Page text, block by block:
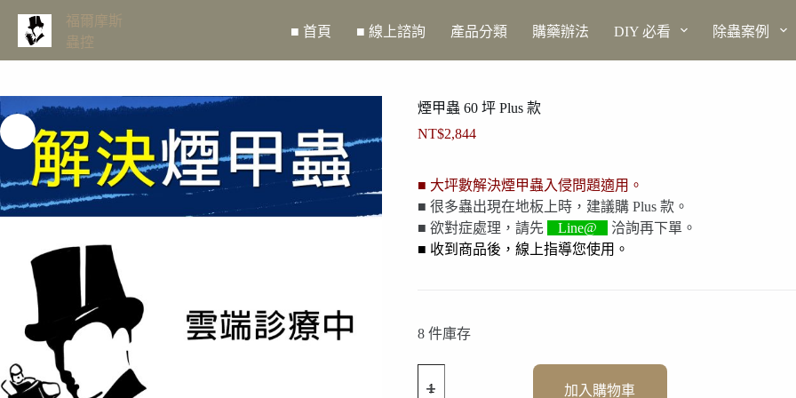
內
容
福爾摩斯
蟲控
■ 首頁 ■ 線上諮詢 產品分類 購藥辦法 DIY 必看 除蟲案例
煙甲蟲 60 坪 Plus 款
NT$2,844
■ 大坪數解決煙甲蟲入侵問題適用。
■ 很多蟲出現在地板上時，建議購 Plus 款。
■ 欲對症處理，請先
Line@
洽詢再下單。
■ 收到商品後，線上指導您使用。
8 件庫存
甲
加入購物車